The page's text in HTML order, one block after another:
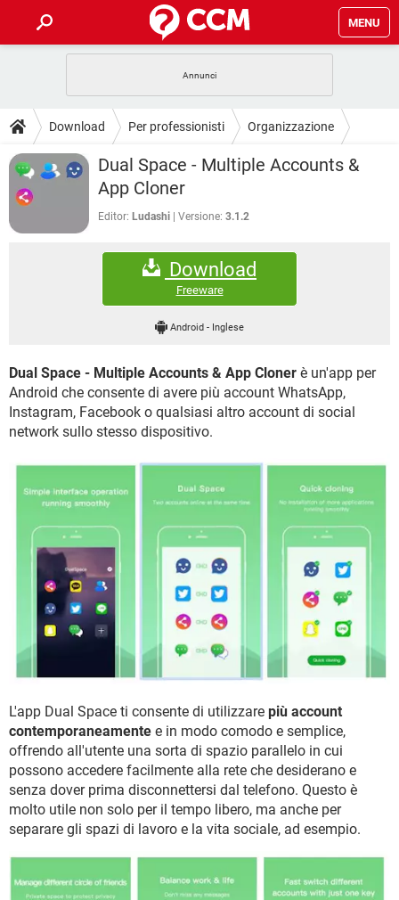
MENU
INTRATTENIMENTO ANDROID
iOS WINDOWS 10
INSTAGRAM
FACEBOOK
GUIDE
COVID-19 GAMING
INTRATTENIMENTO ANDROID
iOS
FACEBOOK
DOWNLOAD
COVID-19
INTRATTENIMENTO ANDROID
WINDOWS 10
WHATSAPP
FORUM
ANDROID
WINDOWS 10
WHATSAPP
HARDWARE
GAMING
INSTAGRAM WHATSAPP
TIKTOK FACEBOOK
HARDWARE
Download Per professionisti Organizzazione
Dual Space - Multiple Accounts &
App Cloner
Editor: Ludashi Versione: 3.1.2
Download
Freeware
Android- Inglese
Dual Space - Multiple Accounts & App Cloner è un'app per
Android che consente di avere più account WhatsApp,
Instagram, Facebook o qualsiasi altro account di social
network sullo stesso dispositivo.
L'app Dual Space ti consente di utilizzare più account
contemporaneamente e in modo comodo e semplice,
offrendo all'utente una sorta di spazio parallelo in cui
possono accedere facilmente alla rete che desiderano e
senza dover prima disconnettersi dal telefono. Questo è
molto utile non solo per il tempo libero, ma anche per
separare gli spazi di lavoro e la vita sociale, ad esempio.